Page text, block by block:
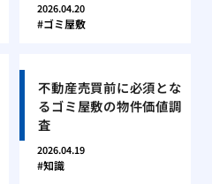
2026.04.20
ゴミ屋敷
不動産売買前に必須とな
るゴミ屋敷の物件価値調
査
2026.04.19
知識